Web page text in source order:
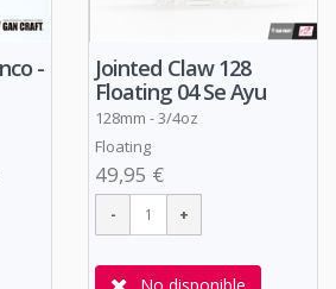
-
Jointed Claw 128
Floating 04 Se Ayu
128mm - 3/4oz
Floating
49,95 €